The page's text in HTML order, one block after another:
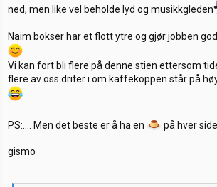
ned, men like vel beholde lyd og musikkgleden
Naim bokser har et flott ytre og gjør jobben
Vi kan fort bli flere på denne stien ettersom
flere av oss driter i om kaffekoppen står på
PS:…. Men det beste er å ha en på hver side
gismo